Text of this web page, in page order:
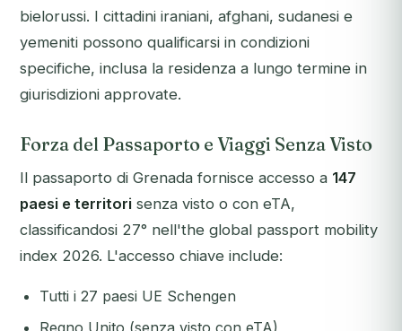
bielorussi. I cittadini iraniani, afghani, sudanesi e
yemeniti possono qualificarsi in condizioni
specifiche, inclusa la residenza a lungo termine in
giurisdizioni approvate.
Forza del Passaporto e Viaggi Senza Visto
Il passaporto di Grenada fornisce accesso a 147
paesi e territori senza visto o con eTA,
classificandosi 27° nell'the global passport mobility
index 2026. L'accesso chiave include:
Tutti i 27 paesi UE Schengen
Regno Unito (senza visto con eTA)